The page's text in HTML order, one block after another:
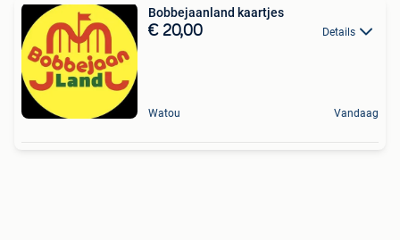
Bobbejaanland kaartjes
€ 20,00 Details
Watou Vandaag